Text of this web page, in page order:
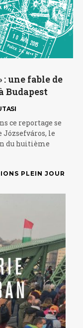
: une fable de
Budapest
ce reportage se
Józsefváros, le
du huitième
PLEIN JOUR